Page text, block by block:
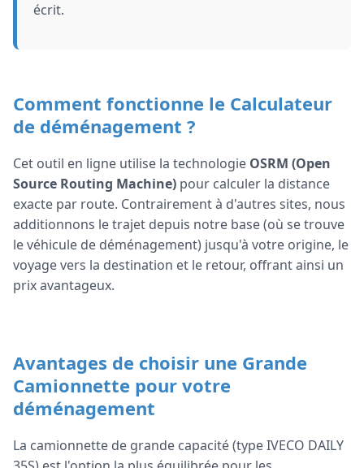
écrit.
Comment fonctionne le Calculateur
de déménagement ?
Cet outil en ligne utilise la technologie OSRM (Open
Source Routing Machine) pour calculer la distance
exacte par route. Contrairement à d'autres sites, nous
additionnons le trajet depuis notre base (où se trouve
le véhicule de déménagement) jusqu'à votre origine, le
voyage vers la destination et le retour, offrant ainsi un
prix avantageux.
Avantages de choisir une Grande
Camionnette pour votre
déménagement
La camionnette de grande capacité (type IVECO DAILY